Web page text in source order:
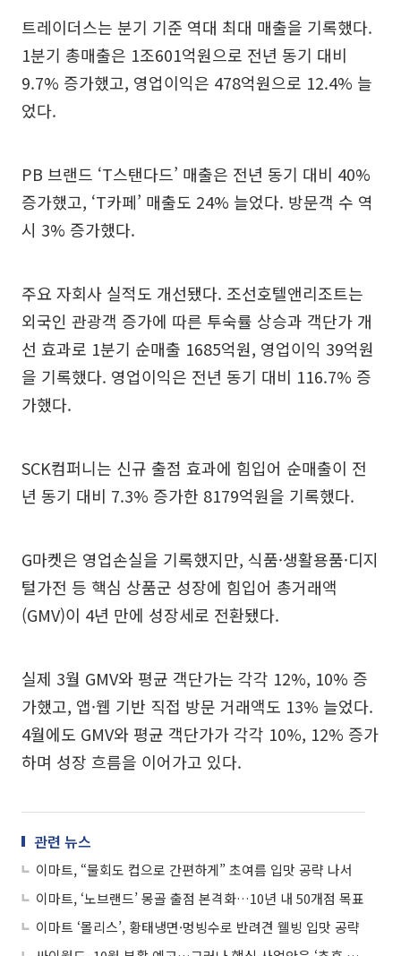
트레이더스는 분기 기준 역대 최대 매출을 기록했다.
1분기 총매출은 1조601억원으로 전년 동기 대비
9.7% 증가했고, 영업이익은 478억원으로 12.4% 늘
었다.
PB 브랜드 ‘T스탠다드’ 매출은 전년 동기 대비 40%
증가했고, ‘T카페’ 매출도 24% 늘었다. 방문객 수 역
시 3% 증가했다.
주요 자회사 실적도 개선됐다. 조선호텔앤리조트는
외국인 관광객 증가에 따른 투숙률 상승과 객단가 개
선 효과로 1분기 순매출 1685억원, 영업이익 39억원
을 기록했다. 영업이익은 전년 동기 대비 116.7% 증
가했다.
SCK컴퍼니는 신규 출점 효과에 힘입어 순매출이 전
년 동기 대비 7.3% 증가한 8179억원을 기록했다.
G마켓은 영업손실을 기록했지만, 식품·생활용품·디지
털가전 등 핵심 상품군 성장에 힘입어 총거래액
(GMV)이 4년 만에 성장세로 전환됐다.
실제 3월 GMV와 평균 객단가는 각각 12%, 10% 증
가했고, 앱·웹 기반 직접 방문 거래액도 13% 늘었다.
4월에도 GMV와 평균 객단가가 각각 10%, 12% 증가
하며 성장 흐름을 이어가고 있다.
관련 뉴스
이마트, “물회도 컵으로 간편하게” 초여름 입맛 공략 나서
이마트, ‘노브랜드’ 몽골 출점 본격화…10년 내 50개점 목표
이마트 ‘몰리스’, 황태냉면·멍빙수로 반려견 웰빙 입맛 공략